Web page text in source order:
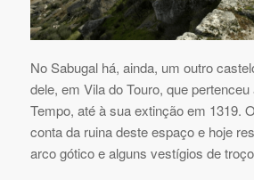
No Sabugal há, ainda, um outro
dele, em Vila do Touro, que
Tempo, até à sua extinção em 1319.
conta da ruina deste espaço e hoje
arco gótico e alguns vestígios de